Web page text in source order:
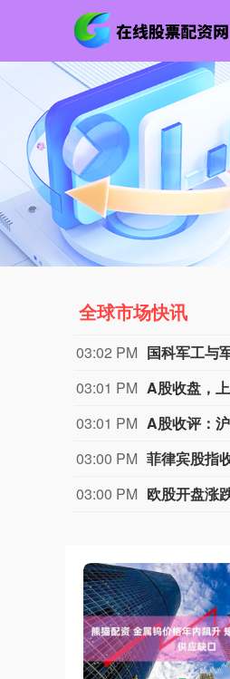
全球市场快讯
03:02 PM 国科军工与
03:01 PM A股收盘，
03:01 PM A股收评：
03:00 PM 菲律宾股指
03:00 PM